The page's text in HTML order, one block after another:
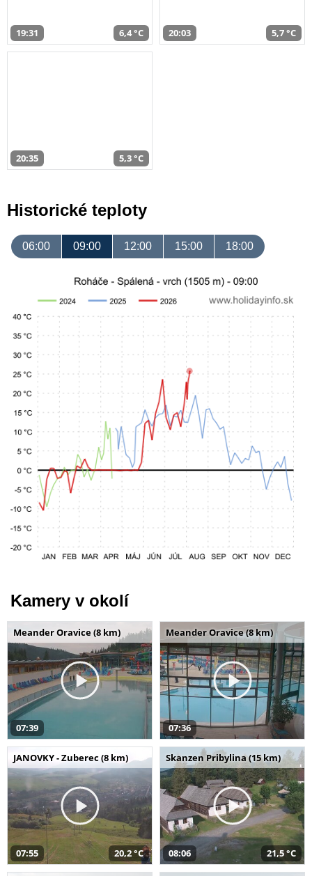
19:31 6,4 °C 20:03 5,7 °C
20:35 5,3 °C
Historické teploty
06:00 09:00 12:00 15:00 18:00
Kamery v okolí
Meander Oravice (8 km)
07:39
Meander Oravice (8 km)
07:36
JANOVKY - Zuberec (8 km)
07:55 20,2 °C
Skanzen Pribylina (15 km)
08:06 21,5 °C